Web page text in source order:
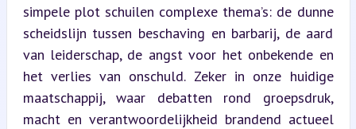
simpele plot schuilen complexe thema’s: de dunne
scheidslijn tussen beschaving en barbarij, de aard
van leiderschap, de angst voor het onbekende en
het verlies van onschuld. Zeker in onze huidige
maatschappij, waar debatten rond groepsdruk,
macht en verantwoordelijkheid brandend actueel